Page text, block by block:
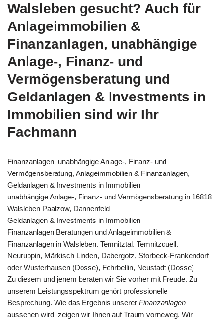
Walsleben gesucht? Auch für
Anlageimmobilien &
Finanzanlagen, unabhängige
Anlage-, Finanz- und
Vermögensberatung und
Geldanlagen & Investments in
Immobilien sind wir Ihr
Fachmann
Finanzanlagen, unabhängige Anlage-, Finanz- und
Vermögensberatung, Anlageimmobilien & Finanzanlagen,
Geldanlagen & Investments in Immobilien
unabhängige Anlage-, Finanz- und Vermögensberatung in 16818
Walsleben Paalzow, Dannenfeld
Geldanlagen & Investments in Immobilien
Finanzanlagen Beratungen und Anlageimmobilien &
Finanzanlagen in Walsleben, Temnitztal, Temnitzquell,
Neuruppin, Märkisch Linden, Dabergotz, Storbeck-Frankendorf
oder Wusterhausen (Dosse), Fehrbellin, Neustadt (Dosse)
Zu diesem und jenem beraten wir Sie vorher mit Freude. Zu
unserem Leistungsspektrum gehört professionelle
Besprechung. Wie das Ergebnis unserer Finanzanlagen
aussehen wird, zeigen wir Ihnen auf Traum vorneweg. Wir